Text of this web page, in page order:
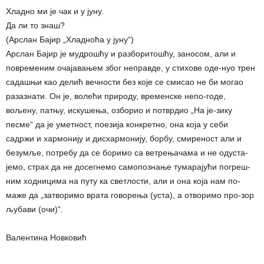
Хладно ми је чак и у јуну.
Да ли то знаш?
(Арслан Бајир „Хладноћа у јуну“)
Арслан Бајир је мудрошћу и разборитошћу, заносом, али и
повременим очајавањем због неправде, у стихове оде-нуо трен
садашњи као делић вечности без које се смисао не би могао
разазнати. Он је, волећи природу, временске непо-годе,
вољену, патњу, искушења, озборио и потврдио „На је-зику
песме“ да је уметност, поезија конкретно, она која у себи
садржи и хармонију и дисхармонију, борбу, смиреност али и
безумље, потребу да се боримо са ветрењачама и не одуста-
јемо, страх да не досегнемо самопознање тумарајући погреш-
ним ходницима на путу ка светлости, али и она која нам по-
маже да „затворимо врата говорења (уста), а отворимо про-зор
љубави (очи)“.
Валентина Новковић